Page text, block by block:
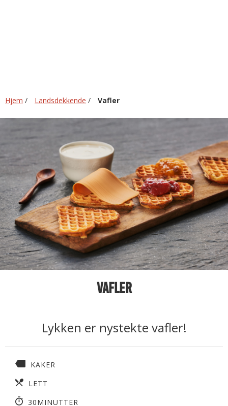
Hjem / Landsdekkende / Vafler
Vafler
Lykken er nystekte vafler!
KAKER
LETT
30MINUTTER